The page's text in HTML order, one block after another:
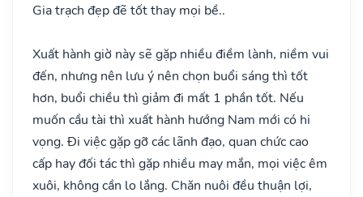
Gia trạch đẹp đẽ tốt thay mọi bề..
Xuất hành giờ này sẽ gặp nhiều điềm lành, niềm vui
đến, nhưng nên lưu ý nên chọn buổi sáng thì tốt
hơn, buổi chiều thì giảm đi mất 1 phần tốt. Nếu
muốn cầu tài thì xuất hành hướng Nam mới có hi
vọng. Đi việc gặp gỡ các lãnh đạo, quan chức cao
cấp hay đối tác thì gặp nhiều may mắn, mọi việc êm
xuôi, không cần lo lắng. Chăn nuôi đều thuận lợi,